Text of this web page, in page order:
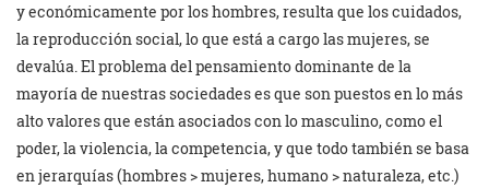
y económicamente por los hombres, resulta que los cuidados,
la reproducción social, lo que está a cargo las mujeres, se
devalúa. El problema del pensamiento dominante de la
mayoría de nuestras sociedades es que son puestos en lo más
alto valores que están asociados con lo masculino, como el
poder, la violencia, la competencia, y que todo también se basa
en jerarquías (hombres > mujeres, humano > naturaleza, etc.)